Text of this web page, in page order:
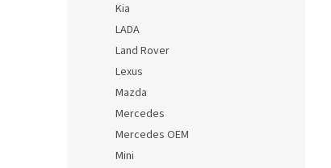
Kia
LADA
Land Rover
Lexus
Mazda
Mercedes
Mercedes OEM
Mini